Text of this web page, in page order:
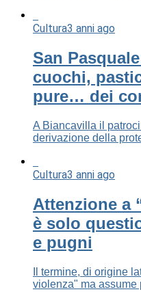
Cultura3 anni ago
San
cuochi,
pure… dei
A Biancavilla il
derivazione della
Cultura3 anni ago
Attenzione a
è solo
e pugni
Il termine, di origine
violenza" ma assume